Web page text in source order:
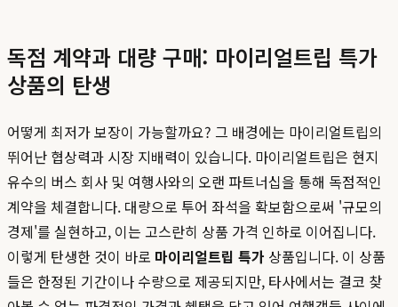
독점 계약과 대량 구매: 마이리얼트립 특가
상품의 탄생
어떻게 최저가 보장이 가능할까요? 그 배경에는 마이리얼트립의
뛰어난 협상력과 시장 지배력이 있습니다. 마이리얼트립은 현지
유수의 버스 회사 및 여행사와의 오랜 파트너십을 통해 독점적인
계약을 체결합니다. 대량으로 투어 좌석을 확보함으로써 '규모의
경제'를 실현하고, 이는 고스란히 상품 가격 인하로 이어집니다.
이렇게 탄생한 것이 바로 마이리얼트립 특가 상품입니다. 이 상품
들은 한정된 기간이나 수량으로 제공되지만, 타사에서는 결코 찾